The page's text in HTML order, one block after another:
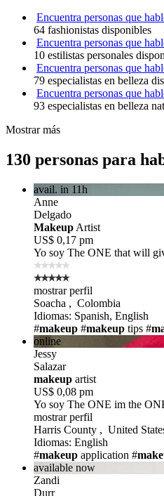
Encuentra personas que
64 fashionistas disponibles
Encuentra personas que
10 estilistas personales
Encuentra personas que
79 especialistas en belleza
Encuentra personas que
93 especialistas en belleza
Mostrar más
130 personas para
avail. in 11h
Anne
Delgado
Makeup Artist
US$ 0,17 pm
Yo soy The ONE that will
mostrar perfil
Soacha , Colombia
Idiomas: Spanish, English
#makeup #makeup tips #
online
Jessy
Salazar
makeup artist
US$ 0,08 pm
Yo soy The ONE im the
mostrar perfil
Harris County , United
Idiomas: English
#makeup application #
available now
Zandi
Durr